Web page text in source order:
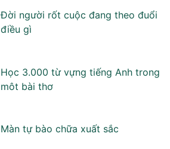
Đời người rốt cuộc đang theo đuổi
điều gì
Học 3.000 từ vựng tiếng Anh trong
môt bài thơ
Màn tự bào chữa xuất sắc